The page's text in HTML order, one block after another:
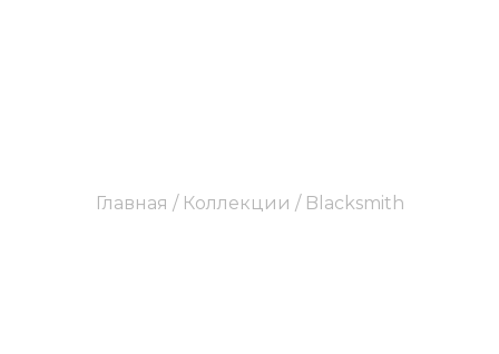
Главная / Коллекции / Blacksmith